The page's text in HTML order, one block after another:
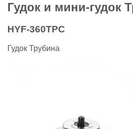
Гудок и мини-гудок
HYF-360TPC
Гудок Трубина